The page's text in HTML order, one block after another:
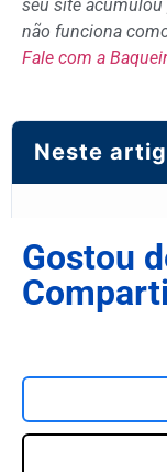
seu site
não funciona
Fale com a
Neste
Gostou